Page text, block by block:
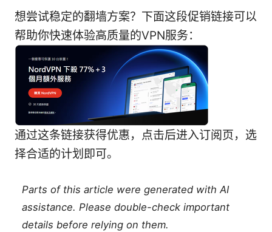
想尝试稳定的翻墙方案？下面这段促销链接可以
帮助你快速体验高质量的VPN服务：
通过这条链接获得优惠，点击后进入订阅页，选
择合适的计划即可。
Parts of this article were generated with AI
assistance. Please double-check important
details before relying on them.